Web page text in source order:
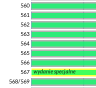
560
561
562
563
564
565
566
wydanie specjalne
567
568/569